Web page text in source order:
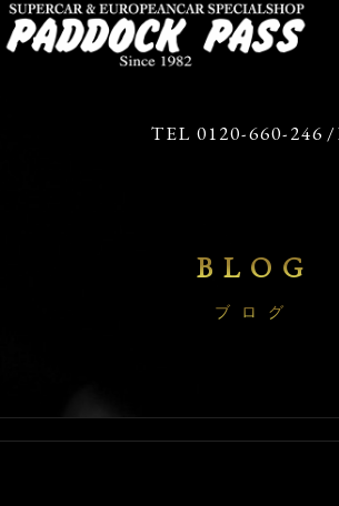
TEL 0120-660-246 /
BLOG
ブログ